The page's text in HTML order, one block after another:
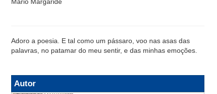
Adoro a poesia. E tal como um pássaro, voo nas asas das
palavras, no patamar do meu sentir, e das minhas emoções.
Autor